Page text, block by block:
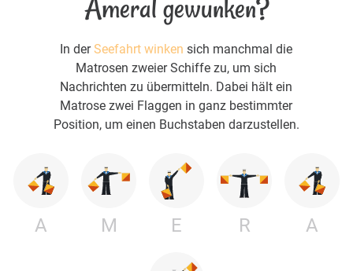
Ameral gewunken?
In derSeefahrt winken sich manchmal die
Matrosen zweier Schiffe zu, um sich
Nachrichten zu übermitteln. Dabei hält ein
Matrose zwei Flaggen in ganz bestimmter
Position, um einen Buchstaben darzustellen.
A M E R A